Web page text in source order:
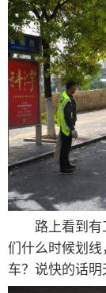
路上看到有工
们什么时候划
车？说快的话明